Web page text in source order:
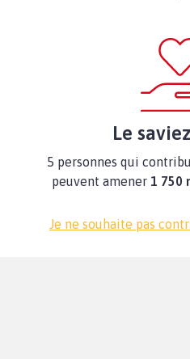
Le
5 personnes qui
peuvent amener 1 750
Je ne souhaite pas